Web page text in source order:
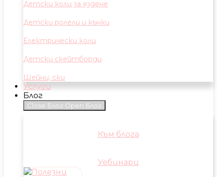
Детски коли за яздене
Детски ролели и кънки
Електрически коли
Детски скейтборди
Шейни, ски
Услуги
Блог
Close Блог Open Блог
Към блога
Уебинари